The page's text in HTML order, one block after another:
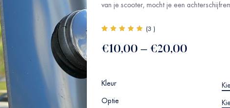
van je scooter, mocht je een
5
gebaseerd
(3 )
€10,00 – €20,00
Kleur
Optie